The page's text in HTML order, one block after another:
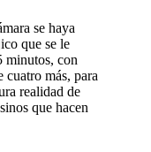
se haya
que se le
minutos, con
cuatro más, para
realidad de
que hacen